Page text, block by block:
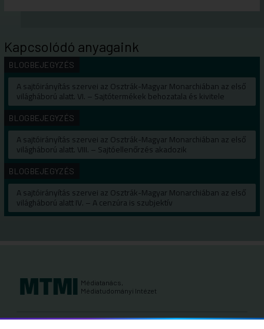
Kapcsolódó anyagaink
BLOGBEJEGYZÉS
A sajtóirányítás szervei az Osztrák-Magyar Monarchiában az első
világháború alatt. VI. – Sajtótermékek behozatala és kivitele
BLOGBEJEGYZÉS
A sajtóirányítás szervei az Osztrák-Magyar Monarchiában az első
világháború alatt. VIII. – Sajtóellenőrzés akadozik
BLOGBEJEGYZÉS
A sajtóirányítás szervei az Osztrák-Magyar Monarchiában az első
világháború alatt IV. – A cenzúra is szubjektív
Médiatanács,
Médiatudományi Intézet